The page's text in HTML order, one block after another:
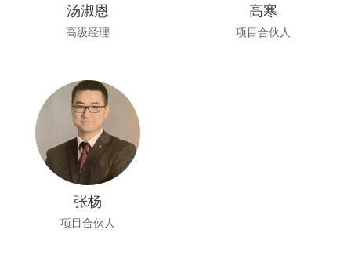
汤淑恩
高级经理
高寒
项目合伙人
张杨
项目合伙人